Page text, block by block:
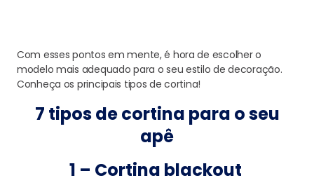
Com esses pontos em mente, é hora de escolher o
modelo mais adequado para o seu estilo de decoração.
Conheça os principais tipos de cortina!
7 tipos de cortina para o seu
apê
1 – Cortina blackout